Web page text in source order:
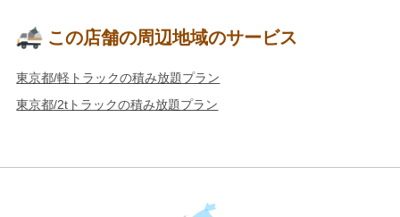
この店舗の周辺地域のサービス
東京都/軽トラックの積み放題プラン
東京都/2tトラックの積み放題プラン